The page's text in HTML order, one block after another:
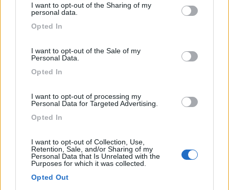
not limited to your visit or usage behaviour. You may click to
grant or deny consent to Google and its third-party tags to
use your data for below specified purposes in below Google
I want to opt-out of the Sharing of my
personal data.
Opted In
I want to opt-out of the Sale of my
Personal Data.
Opted In
I want to opt-out of processing my
Personal Data for Targeted Advertising.
Opted In
I want to opt-out of Collection, Use,
Retention, Sale, and/or Sharing of my
Personal Data that Is Unrelated with the
Purposes for which it was collected.
Opted Out
07/09/2021
Toninelli srl - Agenzie di Assicurazioni, attenta alle esigenze e alle
tutele necessarie anche in un periodo particolare come quello che
si sta attraversando, ha inserito gratuitamente all'interno...
Toninelli Assicurazioni